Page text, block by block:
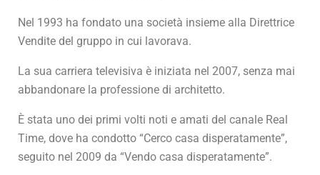
Nel 1993 ha fondato una società insieme alla Direttrice
Vendite del gruppo in cui lavorava.
La sua carriera televisiva è iniziata nel 2007, senza mai
abbandonare la professione di architetto.
È stata uno dei primi volti noti e amati del canale Real
Time, dove ha condotto “Cerco casa disperatamente”,
seguito nel 2009 da “Vendo casa disperatamente”.